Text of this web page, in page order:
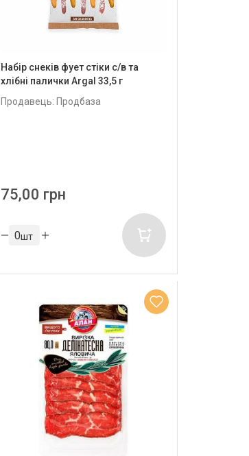
Набір снеків фует стіки с/в та
хлібні палички Argal 33,5 г
Продавець: Продбаза
75,00 грн
шт